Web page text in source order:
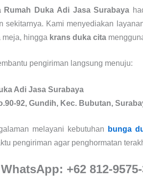
Rumah Duka Adi Jasa Surabaya
sekitarnya. Kami menyediakan
meja, hingga krans duka cita
pengiriman langsung menuju:
Adi Jasa Surabaya
92, Gundih, Kec. Bubutan,
melayani kebutuhan bunga
pengiriman agar penghormatan
+62 812-